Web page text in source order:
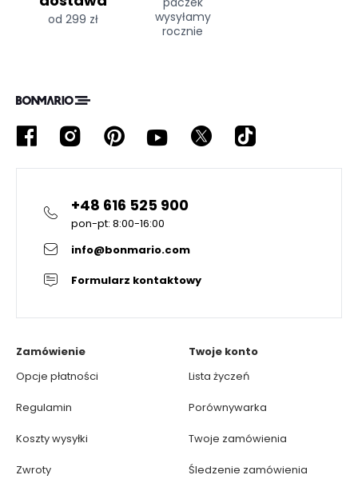
od 299 zł
wysyłamy
rocznie
+48 616 525 900
pon-pt: 8:00-16:00
info@bonmario.com
Formularz kontaktowy
Zamówienie
Opcje płatności
Regulamin
Koszty wysyłki
Zwroty
Twoje konto
Lista życzeń
Porównywarka
Twoje zamówienia
Śledzenie zamówienia